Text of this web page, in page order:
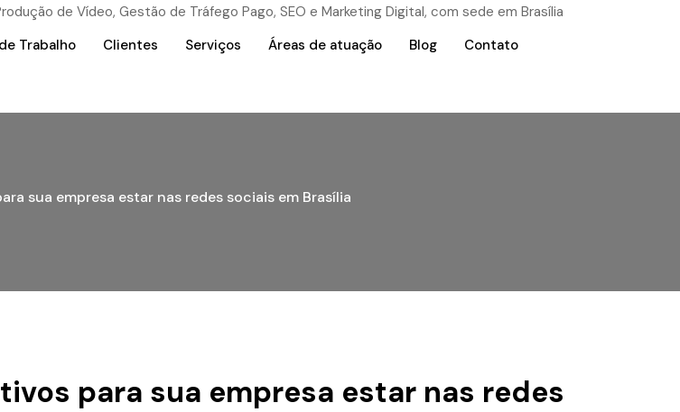
Trabalho Clientes Serviços Áreas de atuação Blog Contato
sua empresa estar nas redes sociais em Brasília
para sua empresa estar nas redes